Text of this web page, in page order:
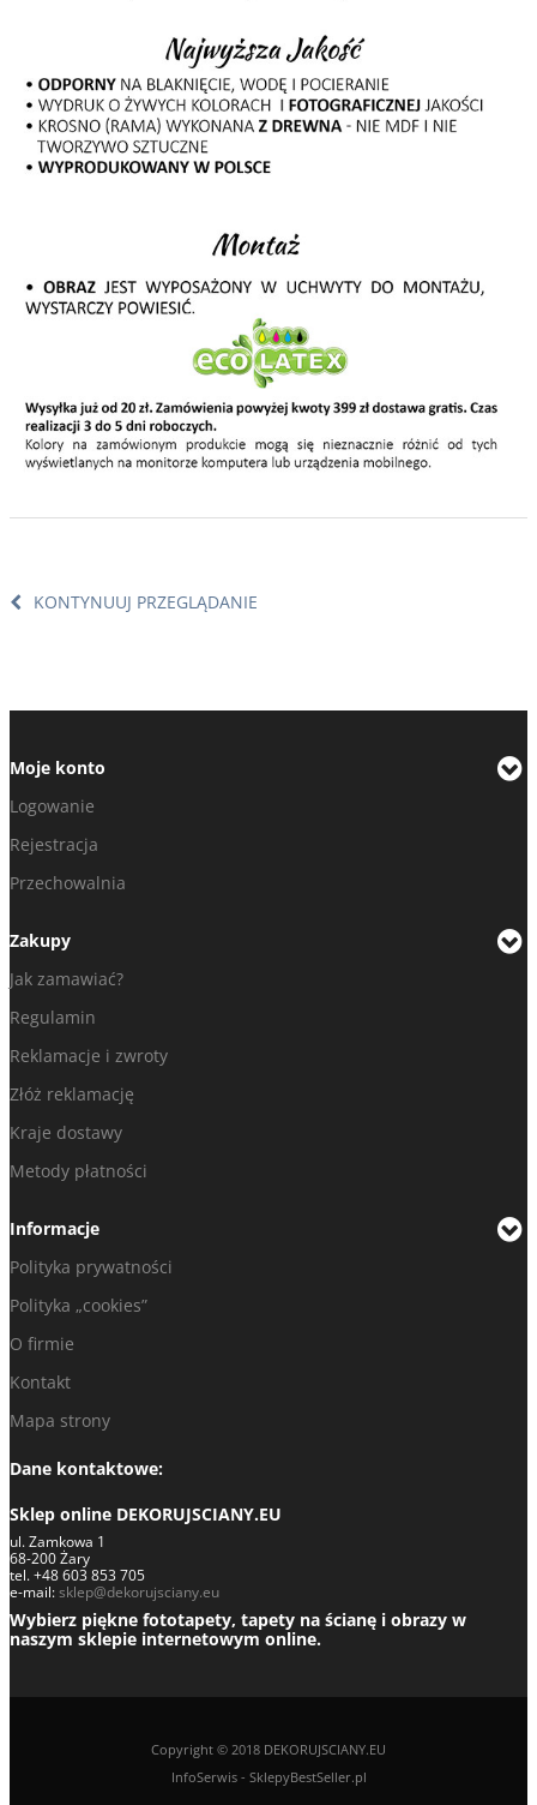
KONTYNUUJ PRZEGLĄDANIE
Moje konto
Logowanie
Rejestracja
Przechowalnia
Zakupy
Jak zamawiać?
Regulamin
Reklamacje i zwroty
Złóż reklamację
Kraje dostawy
Metody płatności
Informacje
Polityka prywatności
Polityka „cookies”
O firmie
Kontakt
Mapa strony
Dane kontaktowe:
Sklep online DEKORUJSCIANY.EU
ul. Zamkowa 1
68-200 Żary
tel. +48 603 853 705
e-mail:sklep@dekorujsciany.eu
Wybierz piękne fototapety, tapety na ścianę i obrazy w
naszym sklepie internetowym online.
Copyright © 2018 DEKORUJSCIANY.EU
InfoSerwis- SklepyBestSeller.pl